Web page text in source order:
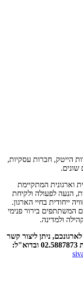
הייטק, חברות עסקיות,
שונים.
וארגונית המתקיימת
הנעה לפעולה ולקיחת
ייחודית בחיי הארגון.
המשתתפים בירור פנימי
ולמדינה.
ניתן ליצור קשר